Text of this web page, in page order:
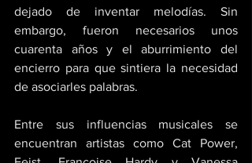
dejado de inventar melodías. Sin
embargo, fueron necesarios unos
cuarenta años y el aburrimiento del
encierro para que sintiera la necesidad
de asociarles palabras.
Entre sus influencias musicales se
encuentran artistas como Cat Power,